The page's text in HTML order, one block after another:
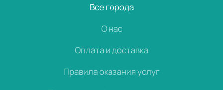
Все города
О нас
Оплата и доставка
Правила оказания услуг